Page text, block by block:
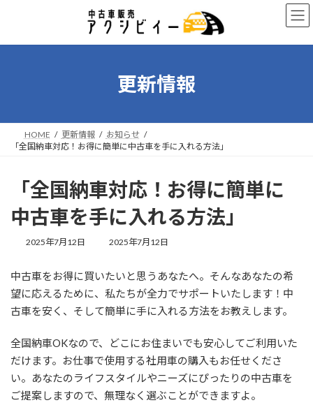
ン
ー
更新情報
HOME 更新情報
お知らせ
「全国納車対応！お得に簡単に中古車を手に入れる方法」
「全国納車対応！お得に簡単に
中古車を手に入れる方法」
2025年7月12日
最
新
日
時
:
2025年7月12日
中古車をお得に買いたいと思うあなたへ。そんなあなたの希
望に応えるために、私たちが全力でサポートいたします！中
古車を安く、そして簡単に手に入れる方法をお教えします。
全国納車OKなので、どこにお住まいでも安心してご利用いた
だけます。お仕事で使用する社用車の購入もお任せくださ
い。あなたのライフスタイルやニーズにぴったりの中古車を
ご提案しますので、無理なく選ぶことができますよ。